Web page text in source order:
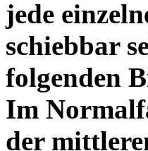
jede
schiebbar
folgenden
Im
der